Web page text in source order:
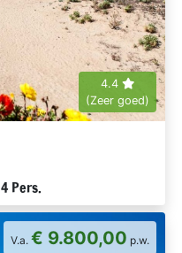
4.4
(Zeer goed)
4 Pers.
V.a. € 9.800,00 p.w.